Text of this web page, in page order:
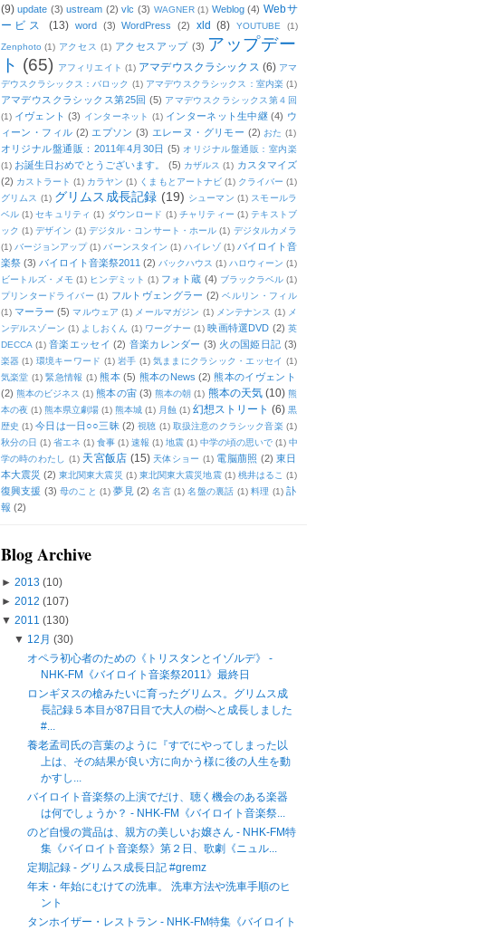
(9) update (3) ustream (2) vlc (3) WAGNER (1) Weblog (4) Webサ
ービス
(13) word (3) WordPress (2) xld (8) YOUTUBE (1)
Zenphoto (1) アクセス (1) アクセスアップ (3) アップデー
ト (65) アフィリエイト (1) アマデウスクラシックス (6) アマ
デウスクラシックス：バロック (1) アマデウスクラシックス：室内楽 (1)
アマデウスクラシックス第25回 (5) アマデウスクラシックス第４回
(1) イヴェント (3) インターネット (1) インターネット生中継 (4) ウ
ィーン・フィル (2) エプソン (3) エレーヌ・グリモー (2) おた (1)
オリジナル盤通販：2011年4月30日 (5) オリジナル盤通販：室内楽
(1) お誕生日おめでとうございます。 (5) カザルス (1) カスタマイズ
(2) カストラート (1) カラヤン (1) くまもとアートナビ (1) クライバー (1)
グリムス (1) グリムス成長記録 (19) シューマン (1) スモールラ
ベル (1) セキュリティ (1) ダウンロード (1) チャリティー (1) テキストブ
ック (1) デザイン (1) デジタル・コンサート・ホール (1) デジタルカメラ
(1) バージョンアップ (1) バーンスタイン (1) ハイレゾ (1) バイロイト音
楽祭 (3) バイロイト音楽祭2011 (2) バックハウス (1) ハロウィーン (1)
ビートルズ・メモ (1) ヒンデミット (1) フォト蔵 (4) ブラックラベル (1)
プリンタードライバー (1) フルトヴェングラー (2) ベルリン・フィル
(1) マーラー (5) マルウェア (1) メールマガジン (1) メンテナンス (1) メ
ンデルスゾーン (1) よしおくん (1) ワーグナー (1) 映画特選DVD (2) 英
DECCA (1) 音楽エッセイ (2) 音楽カレンダー (3) 火の国姫日記 (3)
楽器 (1) 環境キーワード (1) 岩手 (1) 気ままにクラシック・エッセイ (1)
気楽堂 (1) 緊急情報 (1) 熊本 (5) 熊本のNews (2) 熊本のイヴェント
(2) 熊本のビジネス (1) 熊本の宙 (3) 熊本の朝 (1) 熊本の天気 (10) 熊
本の夜 (1) 熊本県立劇場 (1) 熊本城 (1) 月蝕 (1) 幻想ストリート (6) 黒
歴史 (1) 今日は一日○○三昧 (2) 視聴 (1) 取扱注意のクラシック音楽 (1)
秋分の日 (1) 省エネ (1) 食事 (1) 速報 (1) 地震 (1) 中学の頃の思いで (1) 中
学の時のわたし
(1) 天宮飯店 (15) 天体ショー (1) 電脳萠照 (2) 東日
本大震災 (2) 東北関東大震災 (1) 東北関東大震災地震 (1) 桃井はるこ (1)
復興支援 (3) 母のこと (1) 夢見 (2) 名言 (1) 名盤の裏話 (1) 料理 (1) 訃
報 (2)
Blog Archive
► 2013 (10)
► 2012 (107)
▼ 2011 (130)
▼ 12月 (30)
オペラ初心者のための《トリスタンとイゾルデ》 -
NHK-FM《バイロイト音楽祭2011》最終日
ロンギヌスの槍みたいに育ったグリムス。グリムス成
長記録５本目が87日目で大人の樹へと成長しました
#...
養老孟司氏の言葉のように『すでにやってしまった以
上は、その結果が良い方に向かう様に後の人生を動
かすし...
バイロイト音楽祭の上演でだけ、聴く機会のある楽器
は何でしょうか？ - NHK-FM《バイロイト音楽祭...
のど自慢の賞品は、親方の美しいお嬢さん - NHK-FM特
集《バイロイト音楽祭》第２日、歌劇《ニュル...
定期記録 - グリムス成長日記 #gremz
年末・年始にむけての洗車。 洗車方法や洗車手順のヒ
ント
タンホイザー・レストラン - NHK-FM特集《バイロイト